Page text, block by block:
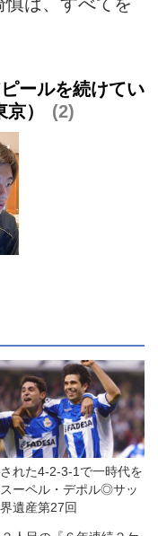
ールを続けてい
）
2
れた4-2-3-1で一時代を
ーペル・デポル◎サッ
遺産第27回